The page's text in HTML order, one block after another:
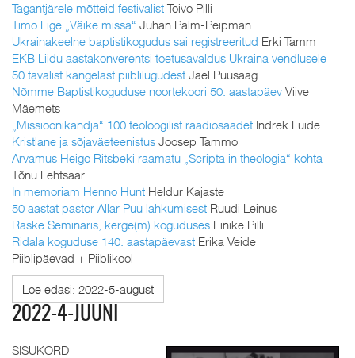
Tagantjärele mõtteid festivalist Toivo Pilli
Timo Lige „Väike missa“ Juhan Palm-Peipman
Ukrainakeelne baptistikogudus sai registreeritud Erki Tamm
EKB Liidu aastakonverentsi toetusavaldus Ukraina vendlusele
50 tavalist kangelast piiblilugudest Jael Puusaag
Nõmme Baptistikoguduse noortekoori 50. aastapäev Viive
Mäemets
„Missioonikandja“ 100 teoloogilist raadiosaadet Indrek Luide
Kristlane ja sõjaväeteenistus Joosep Tammo
Arvamus Heigo Ritsbeki raamatu „Scripta in theologia“ kohta
Tõnu Lehtsaar
In memoriam Henno Hunt Heldur Kajaste
50 aastat pastor Allar Puu lahkumisest Ruudi Leinus
Raske Seminaris, kerge(m) koguduses Einike Pilli
Ridala koguduse 140. aastapäevast Erika Veide
Piiblipäevad + Piiblikool
Loe edasi: 2022-5-august
2022-4-JUUNI
SISUKORD